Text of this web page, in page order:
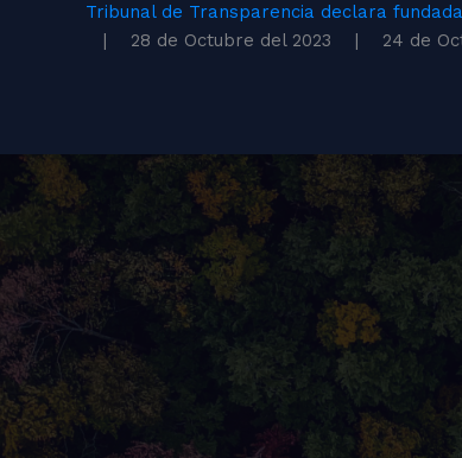
Tribunal de Transparencia declara
| 28 de Octubre del 2023 | 24 de